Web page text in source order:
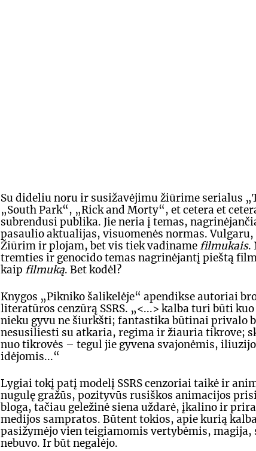
Su dideliu noru ir susižavėjimu žiūrime serialus
„South Park“, „Rick and Morty“, et cetera et
subrendusi publika. Jie neria į temas,
pasaulio aktualijas, visuomenės normas.
Žiūrim ir plojam, bet vis tiek vadiname filmukais.
tremties ir genocido temas nagrinėjantį pieštą
kaip filmuką. Bet kodėl?
Knygos „Pikniko šalikelėje“ apendikse autoriai
literatūros cenzūrą SSRS. „<...> kalba turi būti
nieku gyvu ne šiurkšti; fantastika būtinai privalo
nesusiliesti su atkaria, regima ir žiauria tikrove;
nuo tikrovės – tegul jie gyvena svajonėmis,
idėjomis...“
Lygiai tokį patį modelį SSRS cenzoriai taikė ir
nugulę gražūs, pozityvūs rusiškos animacijos
bloga, tačiau geležinė siena uždarė, įkalino ir
medijos sampratos. Būtent tokios, apie kurią
pasižymėjo vien teigiamomis vertybėmis, magija,
nebuvo. Ir būt negalėjo.